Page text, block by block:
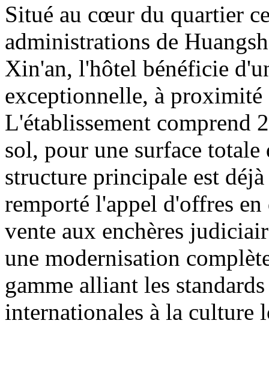
Situé au cœur du quartier
administrations de
Xin'an, l'hôtel bénéficie
exceptionnelle, à
L'établissement comprend
sol, pour une surface
structure principale est
remporté l'appel d'offres
vente aux enchères
une modernisation
gamme alliant les
internationales à la culture